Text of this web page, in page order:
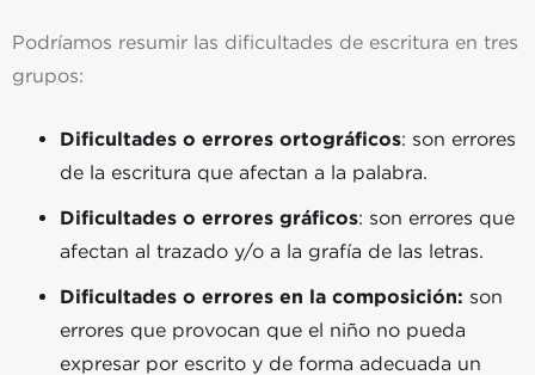
Podríamos resumir las dificultades de escritura en tres
grupos:
Dificultades o errores ortográficos: son errores
de la escritura que afectan a la palabra.
Dificultades o errores gráficos: son errores que
afectan al trazado y/o a la grafía de las letras.
Dificultades o errores en la composición: son
errores que provocan que el niño no pueda
expresar por escrito y de forma adecuada un